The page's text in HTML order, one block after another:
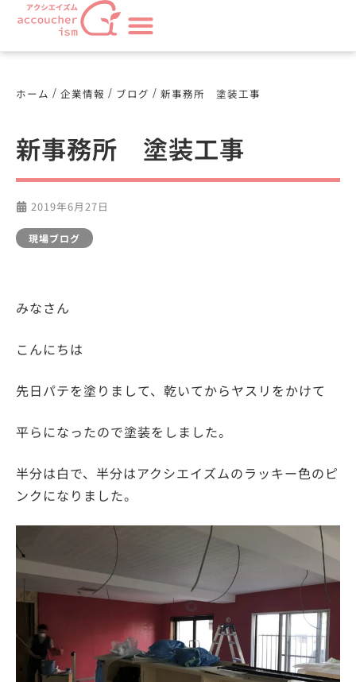
ホーム / 企業情報 / ブログ / 新事務所 塗装工事
新事務所 塗装工事
2019年6月27日
現場ブログ
みなさん
こんにちは
先日パテを塗りまして、乾いてからヤスリをかけて
平らになったので塗装をしました。
半分は白で、半分はアクシエイズムのラッキー色のピ
ンクになりました。